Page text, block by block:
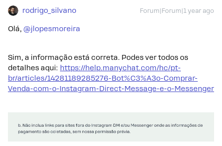
rodrigo_silvano Forum|Forum|1 year ago
Olá, ​ @jlopesmoreira
Sim, a informação está correta. Podes ver todos os
detalhes aqui: https://help.manychat.com/hc/pt-
br/articles/14281189285276-Bot%C3%A3o-Comprar-
Venda-com-o-Instagram-Direct-Message-e-o-Messenger